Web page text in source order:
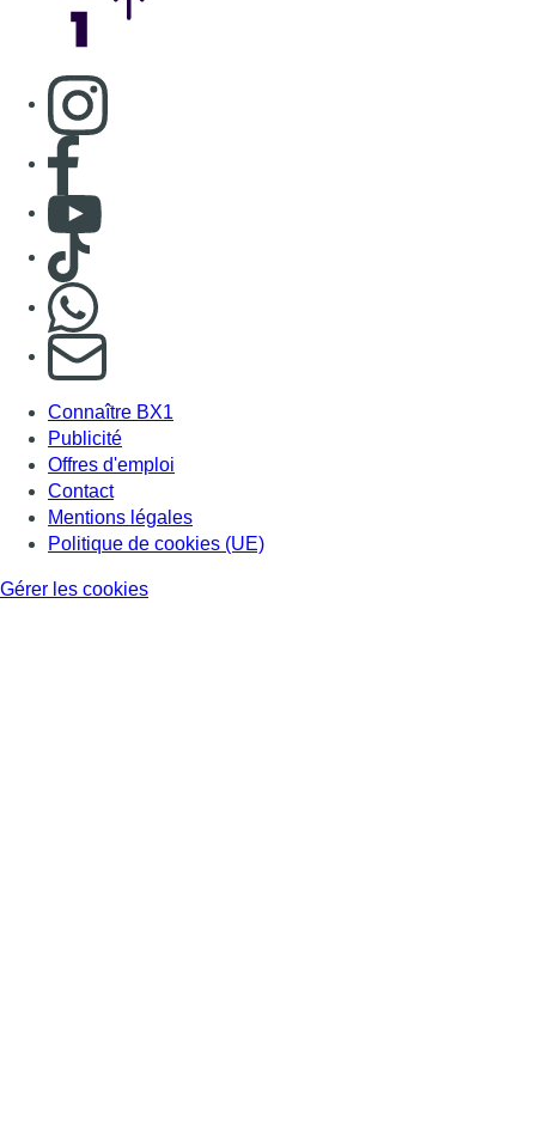
Consulter page Instagram
Consulter page Facebook
Consulter Youtube
Consulter TikTok
S'abonner à notre newsletter
Connaître BX1
Publicité
Offres d'emploi
Contact
Mentions légales
Politique de cookies (UE)
Gérer les cookies